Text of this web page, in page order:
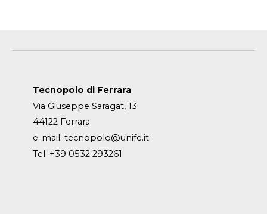
Tecnopolo di Ferrara
Via Giuseppe Saragat, 13
44122 Ferrara
e-mail: tecnopolo@unife.it
Tel. +39 0532 293261